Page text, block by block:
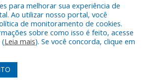
a Câmara Municipal de Soure.
Área Administrativa
para melhorar sua experiência de
Ao utilizar nosso portal, você
de monitoramento de cookies.
sobre como isso é feito, acesse
(Leia mais). Se você concorda, clique em